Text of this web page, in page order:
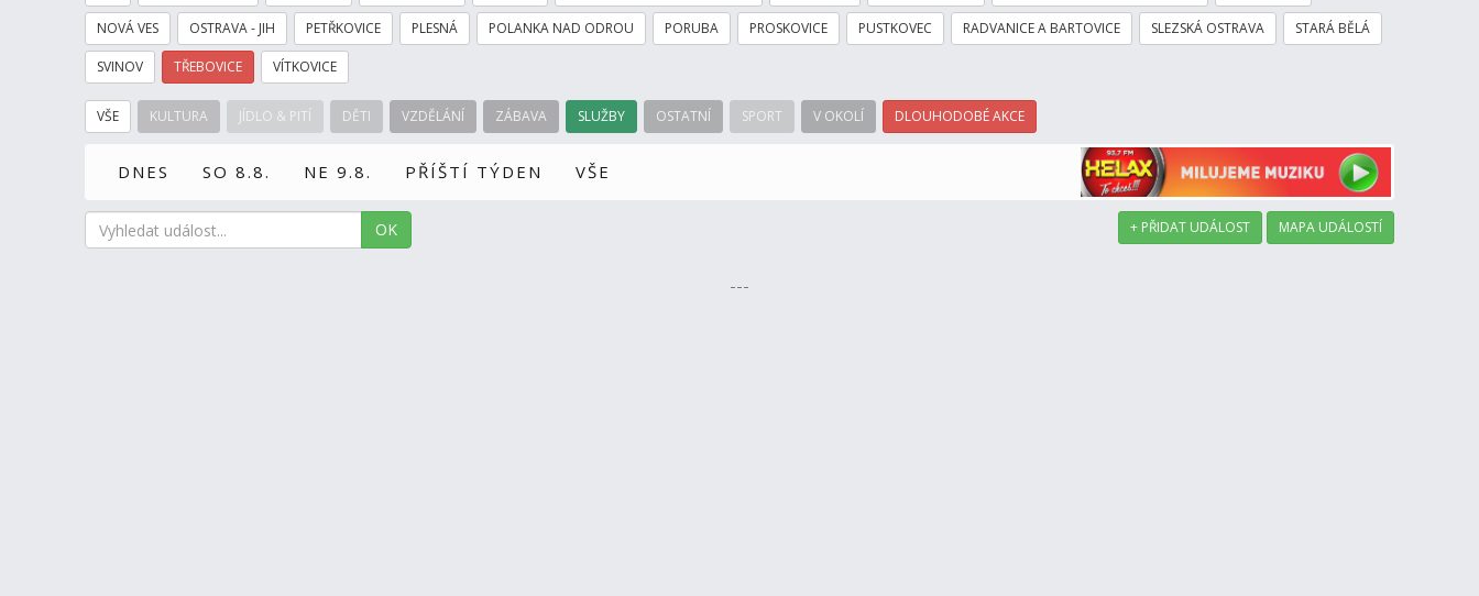
NOVÁ VES OSTRAVA - JIH PETŘKOVICE PLESNÁ POLANKA NAD ODROU PORUBA PROSKOVICE PUSTKOVEC RADVANICE A BARTOVICE SLEZSKÁ OSTRAVA STARÁ BĚLÁ
SVINOV TŘEBOVICE VÍTKOVICE
VŠE KULTURA JÍDLO & PITÍ DĚTI VZDĚLÁNÍ ZÁBAVA SLUŽBY OSTATNÍ SPORT V OKOLÍ DLOUHODOBÉ AKCE
DNES SO 8.8. NE 9.8. PŘÍŠTÍ TÝDEN VŠE
OK + PŘIDAT UDÁLOST MAPA UDÁLOSTÍ
---